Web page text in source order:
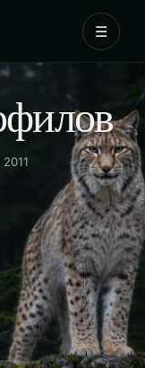
☰
2011